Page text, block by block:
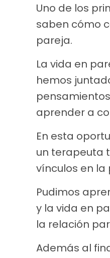
Uno de los
saben cómo
pareja.
La vida en
hemos
aprender a
En esta
un terapeuta
vínculos en la
Pudimos
y la vida en
la relación
Además al